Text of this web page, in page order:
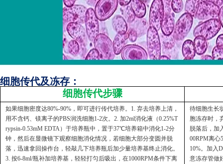
细胞传代及冻存：
细胞传代步骤
如果细胞密度达80%-90%，即可进行传代培养。1. 弃去培养上清，
用不含钙、镁离子的PBS润洗细胞1-2次。2. 加2ml消化液（0.25%T
rypsin-0.53mM EDTA）于培养瓶中，置于37℃培养箱中消化1-2分
钟，然后在显微镜下观察细胞消化情况，若细胞大部分变圆并脱
落，迅速拿回操作台，轻敲几下培养瓶后加少量培养基终止消化。
3. 按6-8ml/瓶补加培养基，轻轻打匀后吸出，在1000RPM条件下离
待细胞生长
胞冻存时，
脱落后，加
00RPM离心
10%。加入
意冻存管做